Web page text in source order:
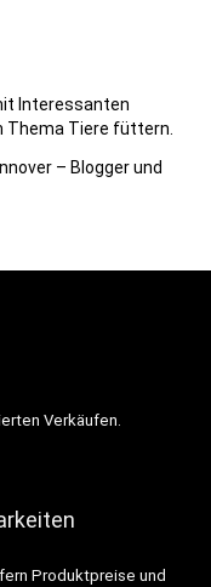
Interessanten
Thema Tiere füttern.
– Blogger und
Verkäufen.
Produktpreise und